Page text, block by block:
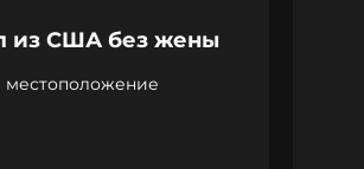
из США без жены